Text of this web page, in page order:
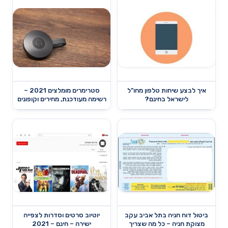
איך לבצע שיחות טלפון מחו"ל
לישראל בחינם?
סטרימרים מומלצים 2021 –
רשימה מעודכנת, מחירים וקופונים
ביטול דוח חניה בתל אביב עקב
מצוקת חניה – כל מה שצריך
יוטיוב סרטים וסדרות לצפייה
ישירה – חינם – 2021